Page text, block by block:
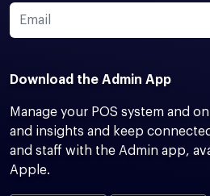
Download the Admin App
Manage your POS system and
and insights and keep
and staff with the Admin app,
Apple.